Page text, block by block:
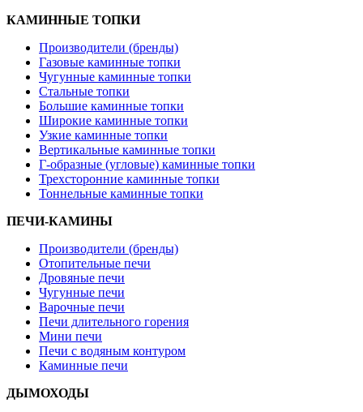
КАМИННЫЕ ТОПКИ
Производители (бренды)
Газовые каминные топки
Чугунные каминные топки
Стальные топки
Большие каминные топки
Широкие каминные топки
Узкие каминные топки
Вертикальные каминные топки
Г-образные (угловые) каминные топки
Трехсторонние каминные топки
Тоннельные каминные топки
ПЕЧИ-КАМИНЫ
Производители (бренды)
Отопительные печи
Дровяные печи
Чугунные печи
Варочные печи
Печи длительного горения
Мини печи
Печи с водяным контуром
Каминные печи
ДЫМОХОДЫ